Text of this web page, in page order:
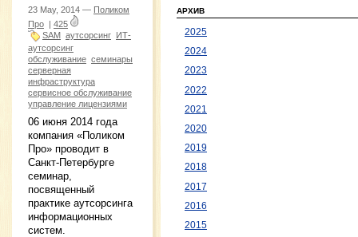
23 May, 2014 — Поликом
Про
425
SAM аутсорсинг
ИТ-
аутсорсинг
обслуживание семинары
серверная
инфраструктура
сервисное обслуживание
управление лицензиями
06 июня 2014 года
компания «Поликом
Про» проводит в
Санкт-Петербурге
семинар,
посвященный
практике аутсорсинга
информационных
систем.
АРХИВ
2025
2024
2023
2022
2021
2020
2019
2018
2017
2016
2015